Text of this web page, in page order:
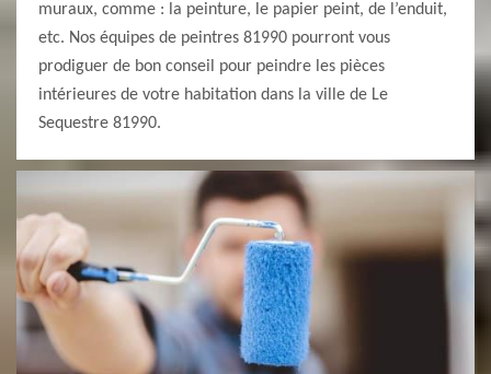
muraux, comme : la peinture, le papier peint, de l’enduit,
etc. Nos équipes de peintres 81990 pourront vous
prodiguer de bon conseil pour peindre les pièces
intérieures de votre habitation dans la ville de Le
Sequestre 81990.